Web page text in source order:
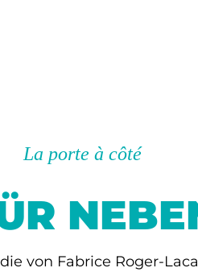
La porte à côté
von Fabrice Roger-